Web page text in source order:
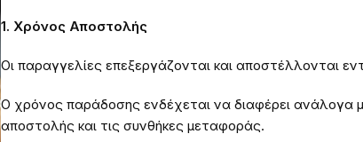
1. Χρόνος Αποστολής
Οι παραγγελίες επεξεργάζονται και αποστέλλονται
Ο χρόνος παράδοσης ενδέχεται να διαφέρει ανάλογα
αποστολής και τις συνθήκες μεταφοράς.